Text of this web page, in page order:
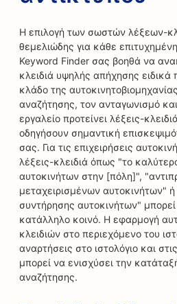
Η επιλογή των σωστών λέξεων-
θεμελιώδης για κάθε
Keyword Finder σας βοηθά να
κλειδιά υψηλής απήχησης
κλάδο της
αναζήτησης, τον ανταγωνισμό
εργαλείο προτείνει λέξεις-
οδηγήσουν σημαντική
σας. Για τις επιχειρήσεις
λέξεις-κλειδιά όπως "το
αυτοκινήτων στην [πόλη]",
μεταχειρισμένων αυτοκινήτων"
συντήρησης αυτοκινήτων"
κατάλληλο κοινό. Η εφαρμογή
κλειδιών στο περιεχόμενο του
αναρτήσεις στο ιστολόγιο και
μπορεί να ενισχύσει την
αναζήτησης.